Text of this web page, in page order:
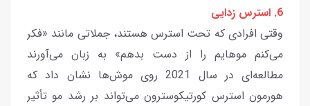
6. استرس زدایی
وقتی افرادی که تحت استرس هستند، جملاتی مانند «فکر
می‌کنم موهایم را از دست بدهم» به زبان می‌آورند
مطالعه‌ای در سال 2021 روی موش‌ها نشان داد که
هورمون استرس کورتیکوسترون می‌تواند بر رشد مو تأثیر